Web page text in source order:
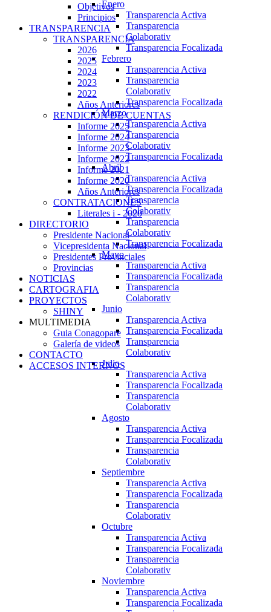
Enero
Transparencia Activa
Transparencia
Colaborativ
Transparencia Focalizada
Febrero
Transparencia Activa
Transparencia
Colaborativ
Transparencia Focalizada
Marzo
Transparencia Activa
Transparencia
Colaborativ
Transparencia Focalizada
Abril
Transparencia Activa
Transparencia Focalizada
Transparencia
Colaborativ
Transparencia
Colaborativ
Transparencia Focalizada
Mayo
Transparencia Activa
Transparencia Focalizada
Transparencia
Colaborativ
Junio
Transparencia Activa
Transparencia Focalizada
Transparencia
Colaborativ
Julio
Transparencia Activa
Transparencia Focalizada
Transparencia
Colaborativ
Agosto
Transparencia Activa
Transparencia Focalizada
Transparencia
Colaborativ
Septiembre
Transparencia Activa
Transparencia Focalizada
Transparencia
Colaborativ
Octubre
Transparencia Activa
Transparencia Focalizada
Transparencia
Colaborativ
Noviembre
Transparencia Activa
Transparencia Focalizada
Objetivos
Principios
TRANSPARENCIA
TRANSPARENCIA
2026
2025
2024
2023
2022
Años Anteriores
RENDICIÓN DE CUENTAS
Informe 2025
Informe 2024
Informe 2023
Informe 2022
Informe 2021
Informe 2020
Años Anteriores
CONTRATACIONES
Literales i - 2020
DIRECTORIO
Presidente Nacional
Vicepresidenta Nacional
Presidentes Provinciales
Provincias
NOTICIAS
CARTOGRAFIA
PROYECTOS
SHINY
MULTIMEDIA
Guia Conagopare
Galería de videos
CONTACTO
ACCESOS INTERNOS